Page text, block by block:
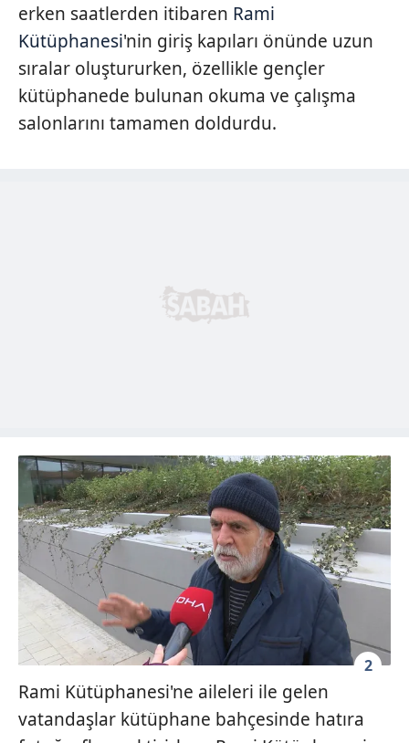
erken saatlerden itibaren Rami
Kütüphanesi'nin giriş kapıları önünde uzun
sıralar oluştururken, özellikle gençler
kütüphanede bulunan okuma ve çalışma
salonlarını tamamen doldurdu.
2
Rami Kütüphanesi'ne aileleri ile gelen
vatandaşlar kütüphane bahçesinde hatıra